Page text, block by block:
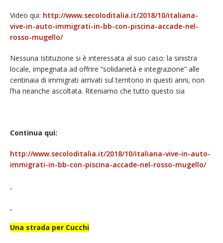
Video qui: http://www.secoloditalia.it/2018/10/italiana-
vive-in-auto-immigrati-in-bb-con-piscina-accade-nel-
rosso-mugello/
Nessuna Istituzione si è interessata al suo caso: la sinistra
locale, impegnata ad offrire “solidarietà e integrazione” alle
centinaia di immigrati arrivati sul territorio in questi anni, non
l’ha neanche ascoltata. Riteniamo che tutto questo sia
Continua qui:
http://www.secoloditalia.it/2018/10/italiana-vive-in-auto-
immigrati-in-bb-con-piscina-accade-nel-rosso-mugello/
Una strada per Cucchi